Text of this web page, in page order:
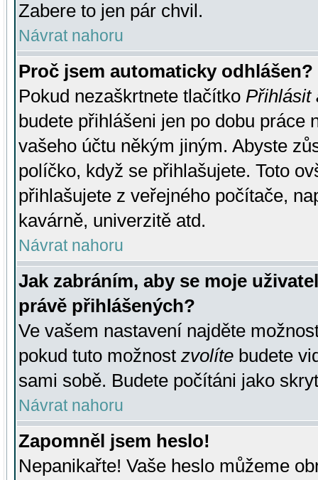
Zabere to jen pár chvil.
Návrat nahoru
Proč jsem automaticky odhlášen?
Pokud nezaškrtnete tlačítko Přihlásit
budete přihlášeni jen po dobu práce
vašeho účtu někým jiným. Abyste
políčko, když se přihlašujete. Toto
přihlašujete z veřejného počítače,
kavárně, univerzitě atd.
Návrat nahoru
Jak zabráním, aby se moje
právě přihlášených?
Ve vašem nastavení najděte
pokud tuto možnost zvolíte budete
sami sobě. Budete počítáni jako
Návrat nahoru
Zapomněl jsem heslo!
Nepanikařte! Vaše heslo můžeme